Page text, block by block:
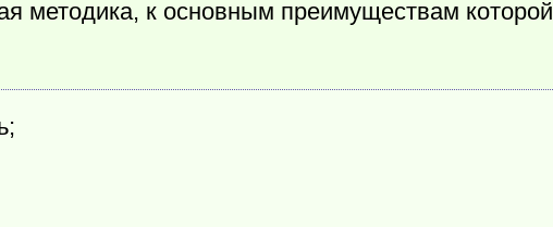
методика, к основным преимуществам которой